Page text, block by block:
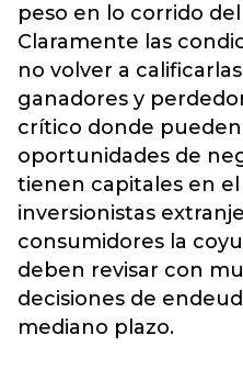
peso en lo corrido del
Claramente las
no volver a
ganadores y
crítico donde
oportunidades de
tienen capitales en
inversionistas
consumidores la
deben revisar con
decisiones de
mediano plazo.